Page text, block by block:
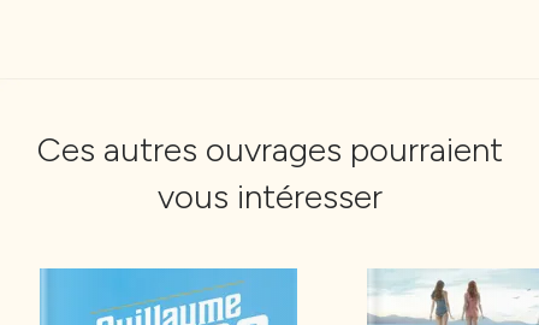
Ces autres ouvrages pourraient
vous intéresser